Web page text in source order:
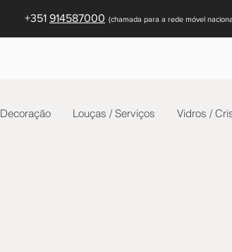
+351 914587000 (chamada para a rede móvel
Decoração Louças / Serviços Vidros /